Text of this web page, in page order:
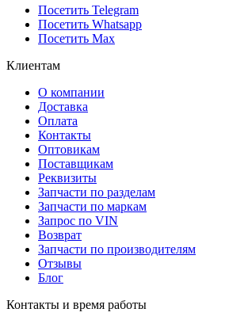
Посетить Telegram
Посетить Whatsapp
Посетить Max
Клиентам
О компании
Доставка
Оплата
Контакты
Оптовикам
Поставщикам
Реквизиты
Запчасти по разделам
Запчасти по маркам
Запрос по VIN
Возврат
Запчасти по производителям
Отзывы
Блог
Контакты и время работы